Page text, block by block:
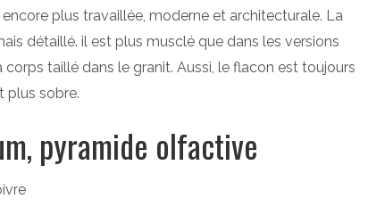
plus travaillée, moderne et architecturale. La
détaillé. il est plus musclé que dans les versions
taillé dans le granit. Aussi, le flacon est toujours
plus sobre.
pyramide olfactive